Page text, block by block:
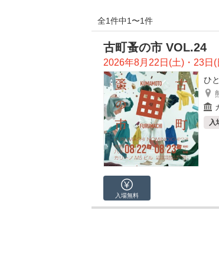
全1件中1〜1件
古町蚤の市 VOL.24
2026年8月22日(土)・23日(
ひ
入
入場無料